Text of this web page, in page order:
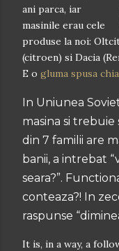
ani parca, iar
masinile erau cele
produse la noi:
(citroen) si Dacia
E o gluma spusa
In Uniunea
masina si trebuie
din 7 familii are
banii, a intrebat
seara?”.
conteaza?! In
raspunse
It is, in a way, a